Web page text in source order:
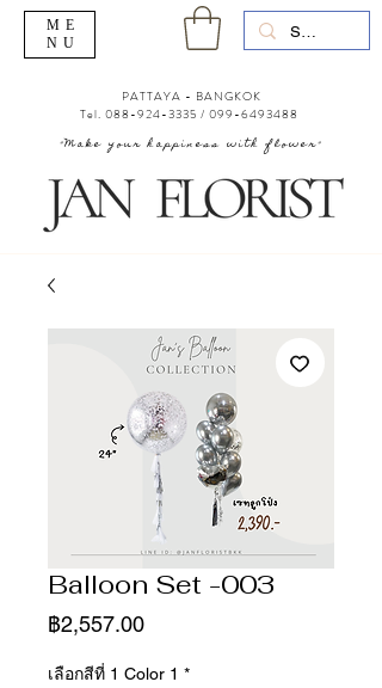
"Make your happiness with flower"
PATTAYA - BANGKOK
Tel. 088-924-3335 / 099-6493488
ME
NU
Balloon Set -003
฿2,557.00ราคา
เลือกสีที่ 1 Color 1 *